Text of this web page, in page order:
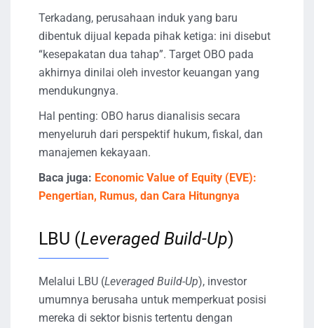
Terkadang, perusahaan induk yang baru
dibentuk dijual kepada pihak ketiga: ini disebut
“kesepakatan dua tahap”. Target OBO pada
akhirnya dinilai oleh investor keuangan yang
mendukungnya.
Hal penting: OBO harus dianalisis secara
menyeluruh dari perspektif hukum, fiskal, dan
manajemen kekayaan.
Baca juga: Economic Value of Equity (EVE):
Pengertian, Rumus, dan Cara Hitungnya
LBU (Leveraged Build-Up)
Melalui LBU (Leveraged Build-Up), investor
umumnya berusaha untuk memperkuat posisi
mereka di sektor bisnis tertentu dengan